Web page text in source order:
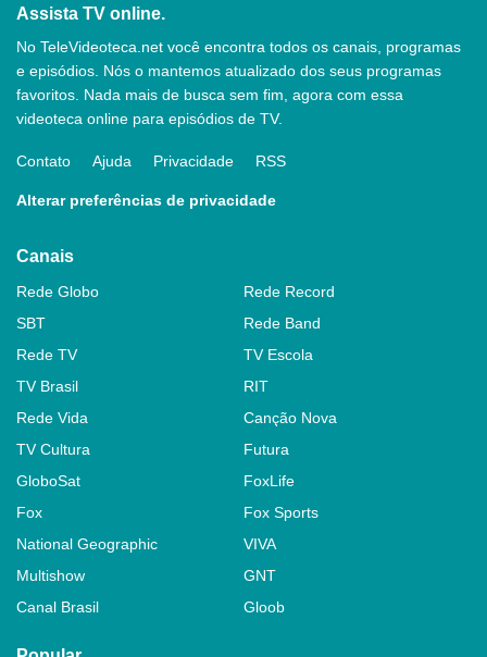
Assista TV online.
No TeleVideoteca.net você encontra todos os canais, programas
e episódios. Nós o mantemos atualizado dos seus programas
favoritos. Nada mais de busca sem fim, agora com essa
videoteca online para episódios de TV.
Contato Ajuda Privacidade RSS
Alterar preferências de privacidade
Canais
Rede Globo
Rede Record
SBT
Rede Band
Rede TV
TV Escola
TV Brasil
RIT
Rede Vida
Canção Nova
TV Cultura
Futura
GloboSat
FoxLife
Fox
Fox Sports
National Geographic
VIVA
Multishow
GNT
Canal Brasil
Gloob